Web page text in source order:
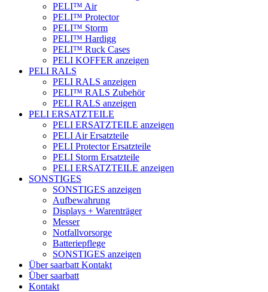
PELI™ Air
PELI™ Protector
PELI™ Storm
PELI™ Hardigg
PELI™ Ruck Cases
PELI KOFFER anzeigen
PELI RALS
PELI RALS anzeigen
PELI™ RALS Zubehör
PELI RALS anzeigen
PELI ERSATZTEILE
PELI ERSATZTEILE anzeigen
PELI Air Ersatzteile
PELI Protector Ersatzteile
PELI Storm Ersatzteile
PELI ERSATZTEILE anzeigen
SONSTIGES
SONSTIGES anzeigen
Aufbewahrung
Displays + Warenträger
Messer
Notfallvorsorge
Batteriepflege
SONSTIGES anzeigen
Über saarbatt Kontakt
Über saarbatt
Kontakt